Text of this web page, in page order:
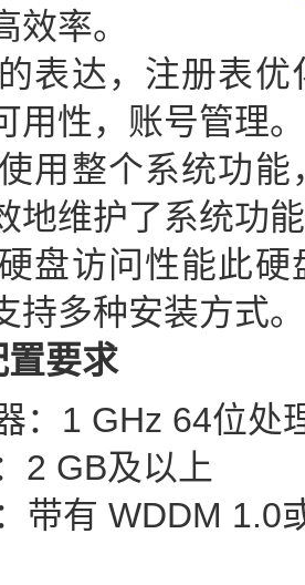
率。
达，注册表优
用性，账号管理。
整个系统功能
地维护了系统功
访问性能此硬
持多种安装方式。
要求
1 GHz 64位处
GB及以上
有 WDDM 1.0